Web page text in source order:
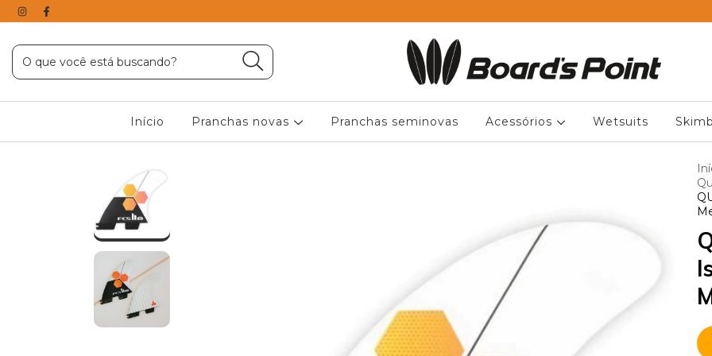
Início Pranchas novas Pranchas seminovas Acessórios Wetsuits